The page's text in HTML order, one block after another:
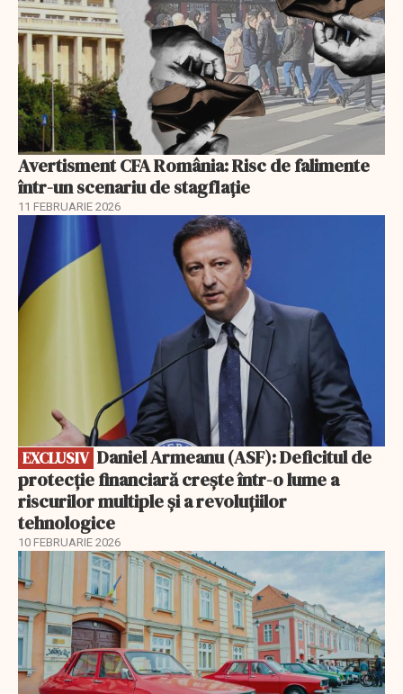
Avertisment CFA România: Risc de falimente
într-un scenariu de stagflație
11 FEBRUARIE 2026
EXCLUSIV
EXCLUSIV
protecție financiară crește într-o lume a
riscurilor multiple și a revoluțiilor
tehnologice
10 FEBRUARIE 2026